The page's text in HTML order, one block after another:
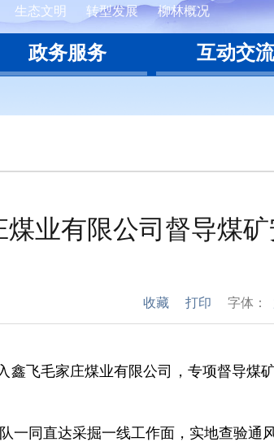
生态文明 转型发展 柳林概况
政务服务 互动交流
业有限公司督导煤
收藏 打印 字体：
鑫飞毛家庄煤业有限公司，专项督导煤
同直达采掘一线工作面，实地查验通